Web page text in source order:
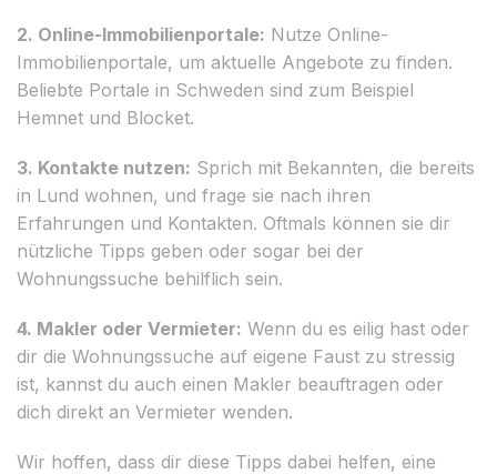
2. Online-Immobilienportale: Nutze Online-
Immobilienportale, um aktuelle Angebote zu finden.
Beliebte Portale in Schweden sind zum Beispiel
Hemnet und Blocket.
3. Kontakte nutzen: Sprich mit Bekannten, die bereits
in Lund wohnen, und frage sie nach ihren
Erfahrungen und Kontakten. Oftmals können sie dir
nützliche Tipps geben oder sogar bei der
Wohnungssuche behilflich sein.
4. Makler oder Vermieter: Wenn du es eilig hast oder
dir die Wohnungssuche auf eigene Faust zu stressig
ist, kannst du auch einen Makler beauftragen oder
dich direkt an Vermieter wenden.
Wir hoffen, dass dir diese Tipps dabei helfen, eine